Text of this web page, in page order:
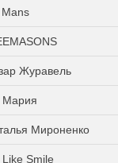
Журавель
Maрия
Мироненко
Smile